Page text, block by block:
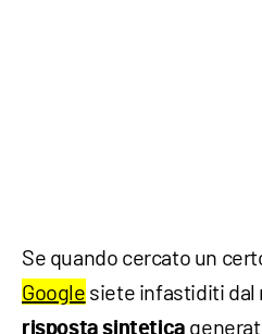
Se quando cercato un
Google siete infastiditi dal
risposta sintetica